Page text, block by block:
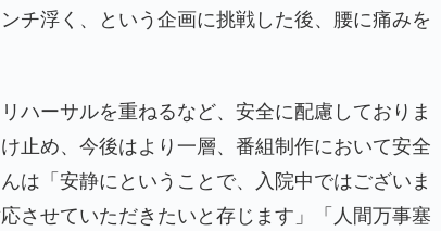
チ浮く、という企画に挑戦した後、腰に痛みを
ハーサルを重ねるなど、安全に配慮しておりま
止め、今後はより一層、番組制作において安全
は「安静にということで、入院中ではございま
させていただきたいと存じます」「人間万事塞